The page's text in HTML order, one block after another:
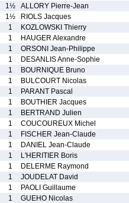
1½ ALLORY Pierre-Jean
1½ RIOLS Jacques
1 KOZLOWSKI Thierry
1 HAUGER Alexandre
1 ORSONI Jean-Philippe
1 DESANLIS Anne-Sophie
1 BOURNIQUE Bruno
1 BULCOURT Nicolas
1 PARANT Pascal
1 BOUTHIER Jacques
1 BERTRAND Julien
1 COUCOUREUX Michel
1 FISCHER Jean-Claude
1 DANIEL Jean-Claude
1 L'HERITIER Boris
1 DELERME Raymond
1 JOUDELAT David
1 PAOLI Guillaume
1 GUEHO Nicolas